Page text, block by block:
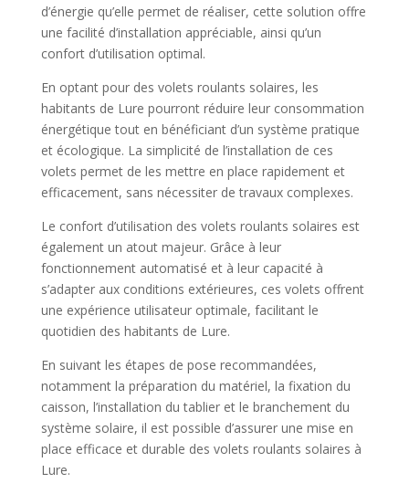
d’énergie qu’elle permet de réaliser, cette solution offre
une facilité d’installation appréciable, ainsi qu’un
confort d’utilisation optimal.
En optant pour des volets roulants solaires, les
habitants de Lure pourront réduire leur consommation
énergétique tout en bénéficiant d’un système pratique
et écologique. La simplicité de l’installation de ces
volets permet de les mettre en place rapidement et
efficacement, sans nécessiter de travaux complexes.
Le confort d’utilisation des volets roulants solaires est
également un atout majeur. Grâce à leur
fonctionnement automatisé et à leur capacité à
s’adapter aux conditions extérieures, ces volets offrent
une expérience utilisateur optimale, facilitant le
quotidien des habitants de Lure.
En suivant les étapes de pose recommandées,
notamment la préparation du matériel, la fixation du
caisson, l’installation du tablier et le branchement du
système solaire, il est possible d’assurer une mise en
place efficace et durable des volets roulants solaires à
Lure.